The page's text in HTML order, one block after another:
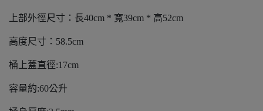
上部外徑尺寸：長40cm * 寬39cm * 高52cm
高度尺寸：58.5cm
桶上蓋直徑:17cm
容量約:60公升